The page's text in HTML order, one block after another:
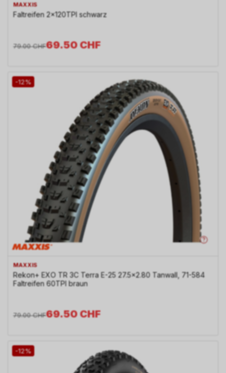
MAXXIS
Faltreifen 2x120TPI schwarz
69.50CHF
79.00 CHF
-12%
MAXXIS
Rekon+ EXO TR 3C Terra E-25 27.5x2.80 Tanwall, 71-584
Faltreifen 60TPI braun
69.50CHF
79.00 CHF
-12%